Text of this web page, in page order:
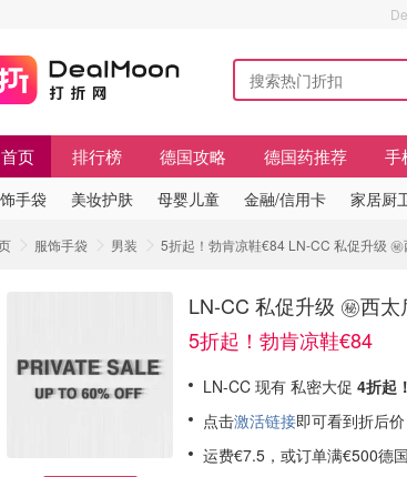
首页 排行榜 德国攻略 德国药推荐 手
手袋 美妆护肤 母婴儿童 金融/信用卡 家居厨
服饰手袋 男装 5折起！勃肯凉鞋€84 LN-CC 私促升级
LN-CC 私促升级 ㊙️西
5折起！勃肯凉鞋€84
LN-CC 现有 私密大促 4折起！
点击激活链接即可看到折后
运费€7.5，或订单满€500德